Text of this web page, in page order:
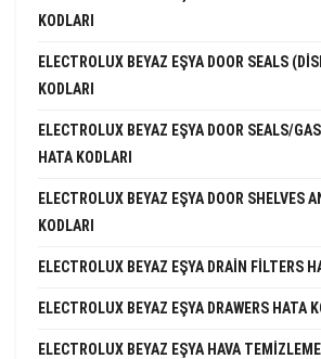
KODLARI
ELECTROLUX BEYAZ EŞYA DOOR SEALS
KODLARI
ELECTROLUX BEYAZ EŞYA DOOR SEALS/
HATA KODLARI
ELECTROLUX BEYAZ EŞYA DOOR SHELVES
KODLARI
ELECTROLUX BEYAZ EŞYA DRAIN FILTERS
ELECTROLUX BEYAZ EŞYA DRAWERS HATA
ELECTROLUX BEYAZ EŞYA HAVA